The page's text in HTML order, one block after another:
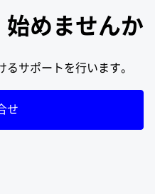
めませんか
サポートを行います。
せ